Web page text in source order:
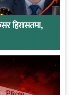
हिरासतमा,